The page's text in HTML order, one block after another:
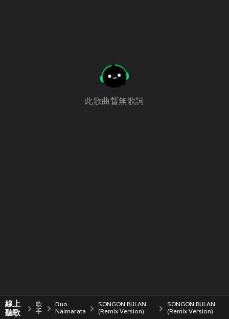
此歌曲暫無歌詞
線上
聽歌
歌
手
Duo
Naimarata
SONGON BULAN
(Remix Version)
SONGON BULAN
(Remix Version)